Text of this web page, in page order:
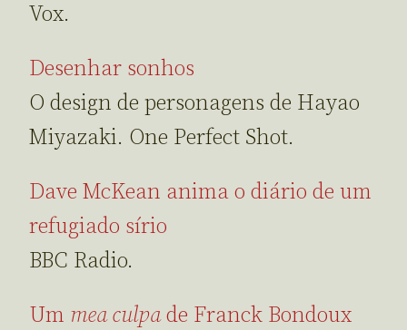
Vox.
Desenhar sonhos
O design de personagens de Hayao
Miyazaki. One Perfect Shot.
Dave McKean anima o diário de um
refugiado sírio
BBC Radio.
Um mea culpade Franck Bondoux